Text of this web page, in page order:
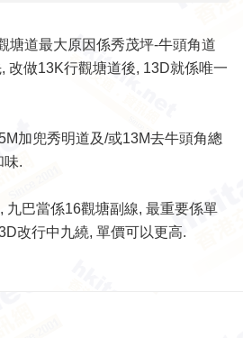
塘道最大原因係秀茂坪-牛頭角道
改做13K行觀塘道後, 13D就係唯一
加兜秀明道及/或13M去牛頭角總
味.
九巴當係16觀塘副線, 最重要係單
改行中九繞, 單價可以更高.